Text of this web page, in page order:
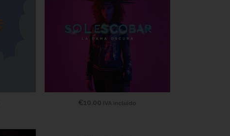
€10.00 IVA incluido